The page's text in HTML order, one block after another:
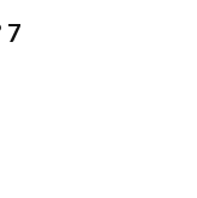
7